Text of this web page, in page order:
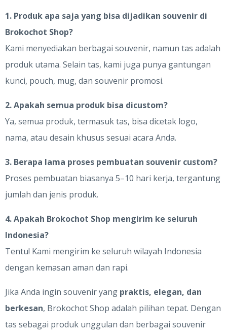
1. Produk apa saja yang bisa dijadikan souvenir di
Brokochot Shop?
Kami menyediakan berbagai souvenir, namun tas adalah
produk utama. Selain tas, kami juga punya gantungan
kunci, pouch, mug, dan souvenir promosi.
2. Apakah semua produk bisa dicustom?
Ya, semua produk, termasuk tas, bisa dicetak logo,
nama, atau desain khusus sesuai acara Anda.
3. Berapa lama proses pembuatan souvenir custom?
Proses pembuatan biasanya 5–10 hari kerja, tergantung
jumlah dan jenis produk.
4. Apakah Brokochot Shop mengirim ke seluruh
Indonesia?
Tentu! Kami mengirim ke seluruh wilayah Indonesia
dengan kemasan aman dan rapi.
Jika Anda ingin souvenir yang praktis, elegan, dan
berkesan, Brokochot Shop adalah pilihan tepat. Dengan
tas sebagai produk unggulan dan berbagai souvenir